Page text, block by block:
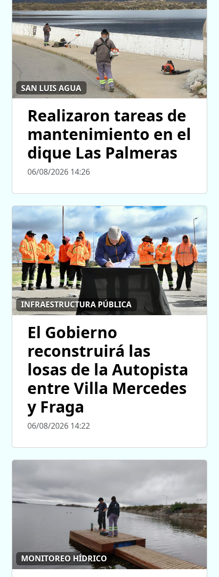
SAN LUIS AGUA
Realizaron tareas de
mantenimiento en el
dique Las Palmeras
06/08/2026 14:26
INFRAESTRUCTURA PÚBLICA
El Gobierno
reconstruirá las
losas de la Autopista
entre Villa Mercedes
y Fraga
06/08/2026 14:22
MONITOREO HÍDRICO